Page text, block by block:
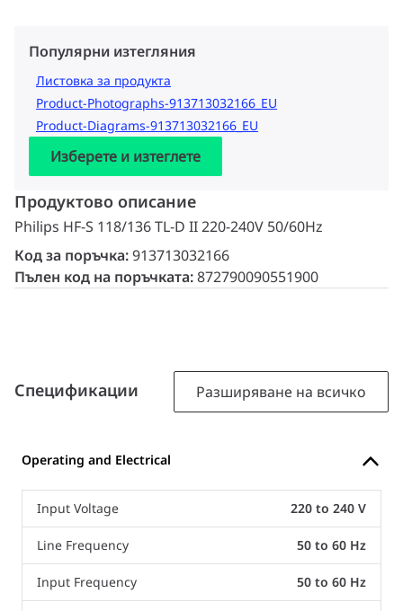
Популярни изтегляния
Листовка за продукта
Product-Photographs-913713032166_EU
Product-Diagrams-913713032166_EU
Изберете и изтеглете
Продуктово описание
Philips HF-S 118/136 TL-D II 220-240V 50/60Hz
Код за поръчка:913713032166
Пълен код на поръчката:872790090551900
Спецификации Разширяване на всичко
Operating and Electrical
Input Voltage 220 to 240 V
Line Frequency 50 to 60 Hz
Input Frequency 50 to 60 Hz